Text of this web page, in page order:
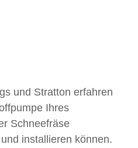
und Stratton erfahren
Ihres
Schneefräse
installieren können.